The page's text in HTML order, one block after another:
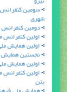
سومين كنفرانس
شهري
دومين كنفرانس
اولين كنفرانس
اولين همايش
نخستين همايش
اولين همايش
اولين كنفرانس
بتن